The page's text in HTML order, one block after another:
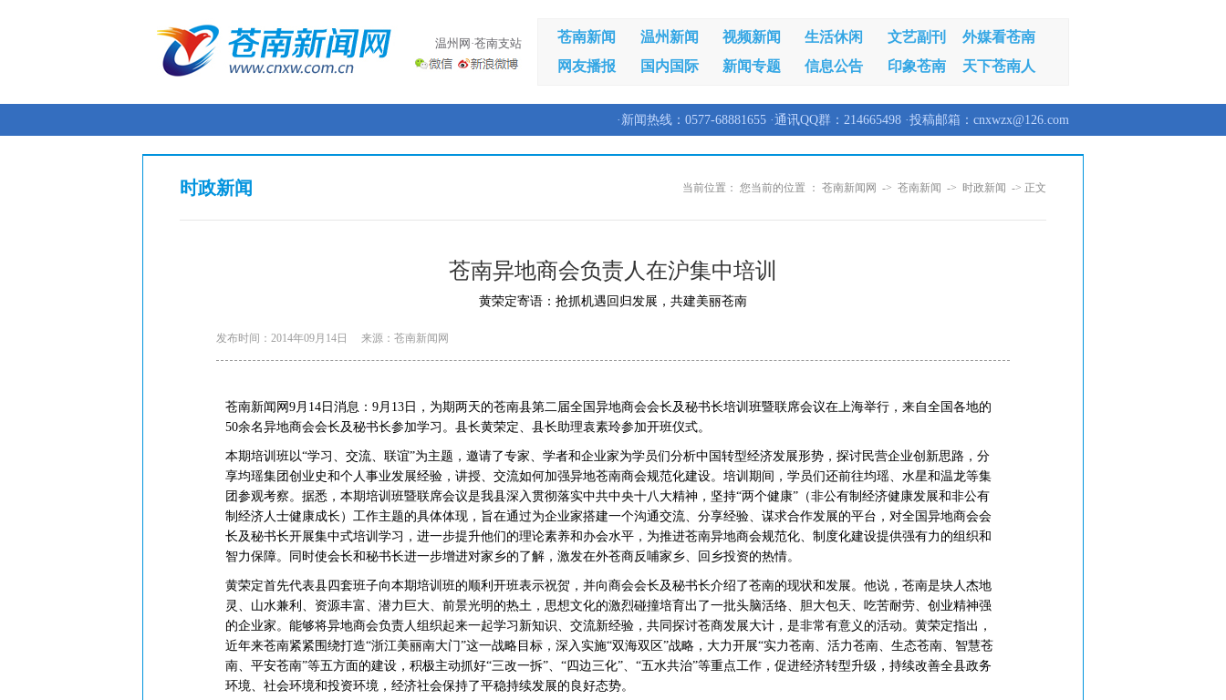
温州网·苍南支站 苍南新闻 温州新闻 视频新闻 生活休闲 文艺副刊
外媒看苍南
网友播报
国内国际 新闻专题 信息公告 印象苍南 天下苍南人
·新闻热线：0577-68881655 ·通讯QQ群：214665498 ·投稿邮箱：cnxwzx@126.com
当前位置： 您当前的位置 ： 苍南新闻网 -> 苍南新闻 -> 时政新闻 -> 正文
时政新闻
苍南异地商会负责人在沪集中培训
黄荣定寄语：抢抓机遇回归发展，共建美丽苍南
发布时间：2014年09月14日 来源：苍南新闻网
苍南新闻网9月14日消息：9月13日，为期两天的苍南县第二届全国异地商会会长及秘书长培训班暨联席会议在上海举行，来自全国各地的
50余名异地商会会长及秘书长参加学习。县长黄荣定、县长助理袁素玲参加开班仪式。
本期培训班以“学习、交流、联谊”为主题，邀请了专家、学者和企业家为学员们分析中国转型经济发展形势，探讨民营企业创新思路，分
享均瑶集团创业史和个人事业发展经验，讲授、交流如何加强异地苍南商会规范化建设。培训期间，学员们还前往均瑶、水星和温龙等集
团参观考察。据悉，本期培训班暨联席会议是我县深入贯彻落实中共中央十八大精神，坚持“两个健康”（非公有制经济健康发展和非公有
制经济人士健康成长）工作主题的具体体现，旨在通过为企业家搭建一个沟通交流、分享经验、谋求合作发展的平台，对全国异地商会会
长及秘书长开展集中式培训学习，进一步提升他们的理论素养和办会水平，为推进苍南异地商会规范化、制度化建设提供强有力的组织和
智力保障。同时使会长和秘书长进一步增进对家乡的了解，激发在外苍商反哺家乡、回乡投资的热情。
黄荣定首先代表县四套班子向本期培训班的顺利开班表示祝贺，并向商会会长及秘书长介绍了苍南的现状和发展。他说，苍南是块人杰地
灵、山水兼利、资源丰富、潜力巨大、前景光明的热土，思想文化的激烈碰撞培育出了一批头脑活络、胆大包天、吃苦耐劳、创业精神强
的企业家。能够将异地商会负责人组织起来一起学习新知识、交流新经验，共同探讨苍商发展大计，是非常有意义的活动。黄荣定指出，
近年来苍南紧紧围绕打造“浙江美丽南大门”这一战略目标，深入实施“双海双区”战略，大力开展“实力苍南、活力苍南、生态苍南、智慧苍
南、平安苍南”等五方面的建设，积极主动抓好“三改一拆”、“四边三化”、“五水共治”等重点工作，促进经济转型升级，持续改善全县政务
环境、社会环境和投资环境，经济社会保持了平稳持续发展的良好态势。